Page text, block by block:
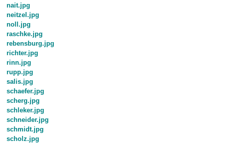
nait.jpg
neitzel.jpg
noll.jpg
raschke.jpg
rebensburg.jpg
richter.jpg
rinn.jpg
rupp.jpg
salis.jpg
schaefer.jpg
scherg.jpg
schleker.jpg
schneider.jpg
schmidt.jpg
scholz.jpg